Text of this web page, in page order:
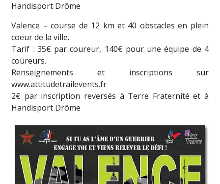
Handisport Drôme
Valence – course de 12 km et 40 obstacles en plein
coeur de la ville.
Tarif : 35€ par coureur, 140€ pour une équipe de 4
coureurs.
Renseignements et inscriptions sur
www.attitudetrailevents.fr
2€ par inscription reversés à Terre Fraternité et à
Handisport Drôme